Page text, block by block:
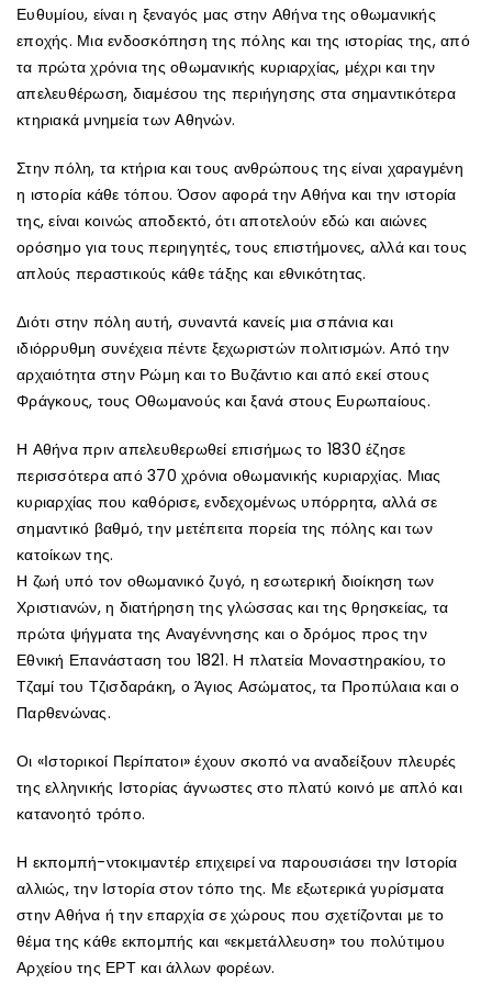
Ευθυμίου, είναι η ξεναγός μας στην Αθήνα της οθωμανικής
εποχής. Μια ενδοσκόπηση της πόλης και της ιστορίας της, από
τα πρώτα χρόνια της οθωμανικής κυριαρχίας, μέχρι και την
απελευθέρωση, διαμέσου της περιήγησης στα σημαντικότερα
κτηριακά μνημεία των Αθηνών.
Στην πόλη, τα κτήρια και τους ανθρώπους της είναι χαραγμένη
η ιστορία κάθε τόπου. Όσον αφορά την Αθήνα και την ιστορία
της, είναι κοινώς αποδεκτό, ότι αποτελούν εδώ και αιώνες
ορόσημο για τους περιηγητές, τους επιστήμονες, αλλά και τους
απλούς περαστικούς κάθε τάξης και εθνικότητας.
Διότι στην πόλη αυτή, συναντά κανείς μια σπάνια και
ιδιόρρυθμη συνέχεια πέντε ξεχωριστών πολιτισμών. Από την
αρχαιότητα στην Ρώμη και το Βυζάντιο και από εκεί στους
Φράγκους, τους Οθωμανούς και ξανά στους Ευρωπαίους.
Η Αθήνα πριν απελευθερωθεί επισήμως το 1830 έζησε
περισσότερα από 370 χρόνια οθωμανικής κυριαρχίας. Μιας
κυριαρχίας που καθόρισε, ενδεχομένως υπόρρητα, αλλά σε
σημαντικό βαθμό, την μετέπειτα πορεία της πόλης και των
κατοίκων της.
Η ζωή υπό τον οθωμανικό ζυγό, η εσωτερική διοίκηση των
Χριστιανών, η διατήρηση της γλώσσας και της θρησκείας, τα
πρώτα ψήγματα της Αναγέννησης και ο δρόμος προς την
Εθνική Επανάσταση του 1821. Η πλατεία Μοναστηρακίου, το
Τζαμί του Τζισδαράκη, ο Άγιος Ασώματος, τα Προπύλαια και ο
Παρθενώνας.
Οι «Ιστορικοί Περίπατοι» έχουν σκοπό να αναδείξουν πλευρές
της ελληνικής Ιστορίας άγνωστες στο πλατύ κοινό με απλό και
κατανοητό τρόπο.
Η εκπομπή-ντοκιμαντέρ επιχειρεί να παρουσιάσει την Ιστορία
αλλιώς, την Ιστορία στον τόπο της. Με εξωτερικά γυρίσματα
στην Αθήνα ή την επαρχία σε χώρους που σχετίζονται με το
θέμα της κάθε εκπομπής και «εκμετάλλευση» του πολύτιμου
Αρχείου της ΕΡΤ και άλλων φορέων.